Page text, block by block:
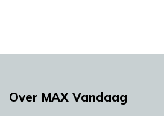
Over MAX Vandaag